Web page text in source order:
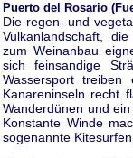
Puerto del Rosario
Die regen- und
Vulkanlandschaft,
zum Weinanbau
sich feinsandige
Wassersport
Kanareninseln recht
Wanderdünen und
Konstante Winde
sogenannte